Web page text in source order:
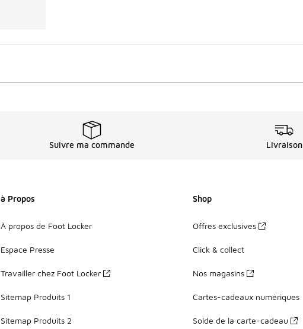
Suivre ma commande Livraison
à Propos
À propos de Foot Locker
Espace Presse
Travailler chez Foot Locker
Sitemap Produits 1
Sitemap Produits 2
Shop
Offres exclusives
Click & collect
Nos magasins
Cartes-cadeaux numériques
Solde de la carte-cadeau